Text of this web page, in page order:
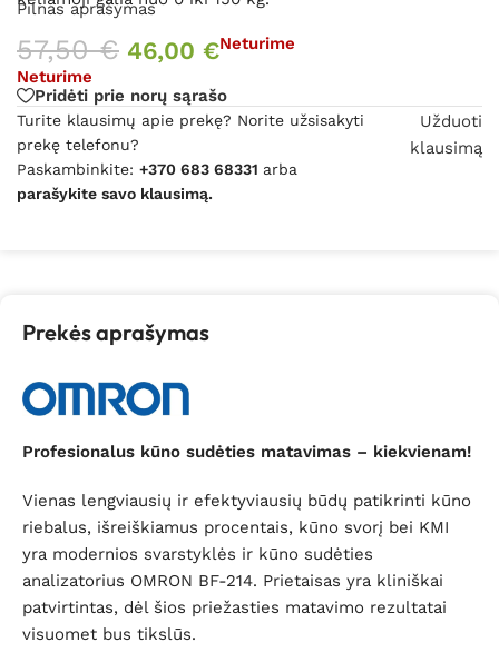
Pilnas aprašymas
57,50€ 46,00 €Neturime
Neturime
Pridėti prie norų sąrašo
Turite klausimų apie prekę? Norite užsisakyti
prekę telefonu?
Paskambinkite: +370 683 68331 arba
parašykite savo klausimą.
Užduoti
klausimą
Prekės aprašymas
Profesionalus kūno sudėties matavimas – kiekvienam!
Vienas lengviausių ir efektyviausių būdų patikrinti kūno
riebalus, išreiškiamus procentais, kūno svorį bei KMI
yra modernios svarstyklės ir kūno sudėties
analizatorius OMRON BF-214. Prietaisas yra kliniškai
patvirtintas, dėl šios priežasties matavimo rezultatai
visuomet bus tikslūs.